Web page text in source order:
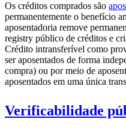
Os créditos comprados são
permanentemente o benefício
aposentadoria remove
registry público de créditos e
Crédito intransferível como
ser aposentados de forma
compra) ou por meio de
aposentados em uma única
Verificabilidade